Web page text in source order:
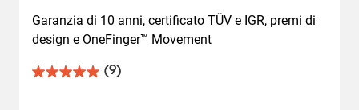
Garanzia di 10 anni, certificato TÜV e IGR, premi di
design e OneFinger™ Movement
(9)
5.0